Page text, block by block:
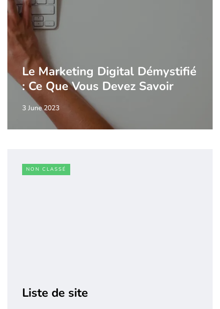
Le Marketing Digital Démystifié
: Ce Que Vous Devez Savoir
3 June 2023
NON CLASSÉ
Liste de site